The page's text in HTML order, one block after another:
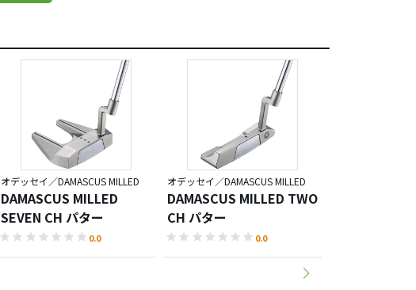
オデッセイ／DAMASCUS MILLED
DAMASCUS MILLED
SEVEN CH パター
0.0
オデッセイ／DAMASCUS MILLED
DAMASCUS MILLED TWO
CH パター
0.0